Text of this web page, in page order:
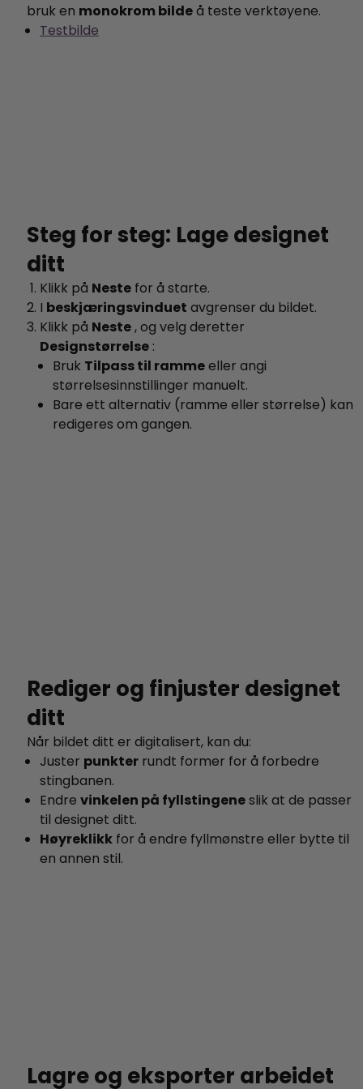
bruk en monokrom bildeå teste verktøyene.
Testbilde
Steg for steg: Lage designet
ditt
Klikk på Neste for å starte.
I beskjæringsvinduet avgrenser du bildet.
Klikk på Neste, og velg deretter
Designstørrelse :
Bruk Tilpass til rammeeller angi
størrelsesinnstillinger manuelt.
Bare ett alternativ (ramme eller størrelse) kan
redigeres om gangen.
Rediger og finjuster designet
ditt
Når bildet ditt er digitalisert, kan du:
Juster punkter rundt former for å forbedre
stingbanen.
Endre vinkelen på fyllstingeneslik at de passer
til designet ditt.
Høyreklikk for å endre fyllmønstre eller bytte til
en annen stil.
Lagre og eksporter arbeidet